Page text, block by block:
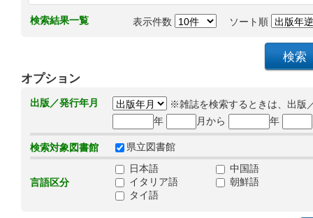
検索結果一覧 表示件数 ソート順
オプション
出版／発行年月
※雑誌を検索するときは、出版
年
月から 年
検索対象図書館 県立図書館
言語区分
日本語
中国語
イタリア語
朝鮮語
タイ語